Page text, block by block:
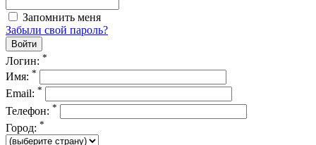
Запомнить меня
Забыли свой пароль?
Логин: *
Имя: *
Email: *
Телефон: *
Город: *